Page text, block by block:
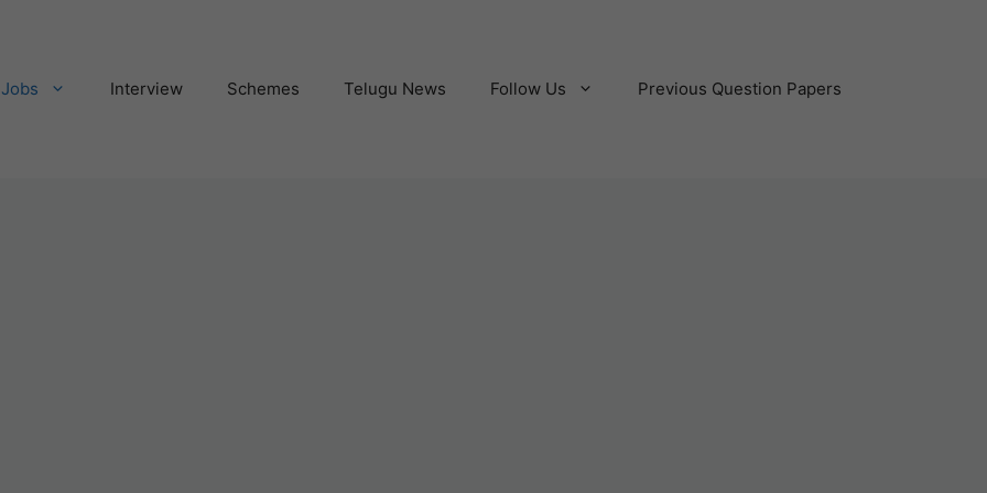
Jobs Interview Schemes Telugu News Follow Us Previous Question Papers